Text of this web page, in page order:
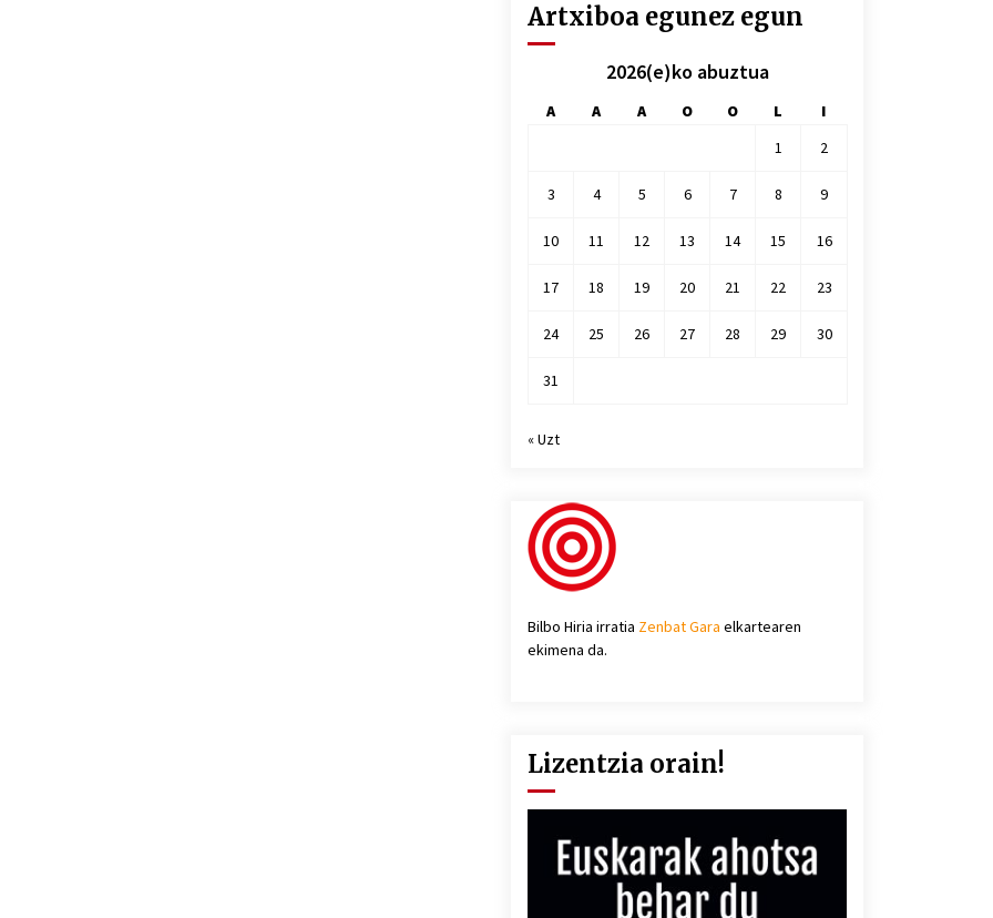
Artxiboa egunez egun
2026(e)ko abuztua
A A A O O L
I
1
2
3 4 5 6 7 8 9
10 11 12 13 14 15 16
17 18 19 20 21 22 23
24 25 26 27 28 29 30
31
« Uzt
Bilbo Hiria irratia Zenbat Gara elkartearen
ekimena da.
Lizentzia orain!